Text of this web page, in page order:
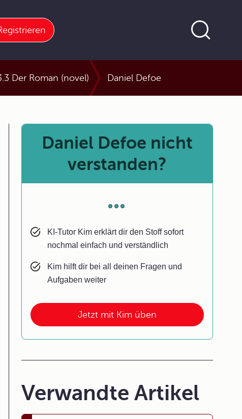
Der Roman (novel) Daniel Defoe
Jetzt mit Kim üben
Daniel Defoe nicht
verstanden?
KI-Tutor Kim erklärt dir den Stoff sofort
nochmal einfach und verständlich
Kim hilft dir bei all deinen Fragen und
Aufgaben weiter
Verwandte Artikel